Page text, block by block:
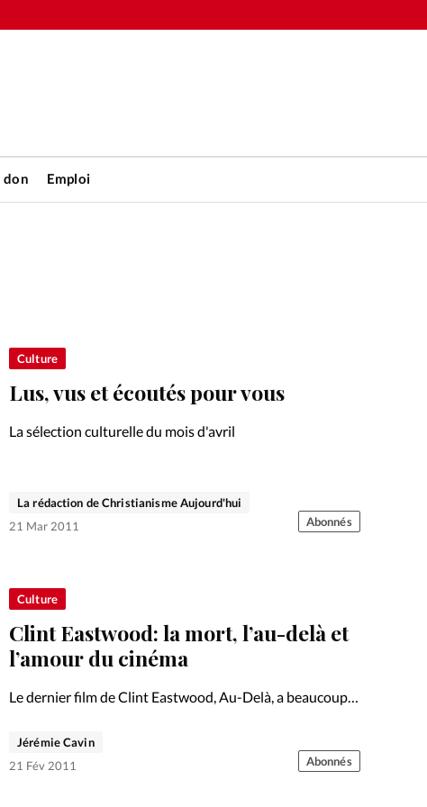
don Emploi
Foi
Emploi
Culture
Lus, vus et écoutés pour vous
La sélection culturelle du mois d'avril
La rédaction de Christianisme Aujourd'hui
21 Mar 2011
Abonnés
Culture
Clint Eastwood: la mort, l’au-delà et
l’amour du cinéma
Le dernier film de Clint Eastwood, Au-Delà, a beaucoup
commençait de penser à la mort et de s'intéresser à Dieu.
Le point sur un…
Jérémie Cavin
21 Fév 2011
Abonnés